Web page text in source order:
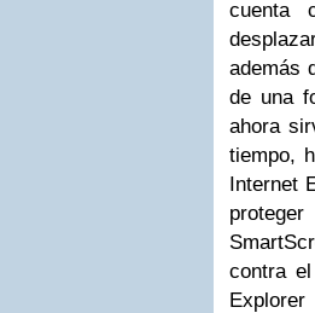
cuenta
además
de una
ahora
tiempo,
Internet
contra